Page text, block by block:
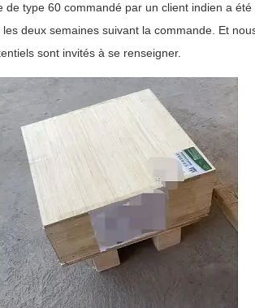
type 60 commandé par un client indien a été
deux semaines suivant la commande. Et
sont invités à se renseigner.